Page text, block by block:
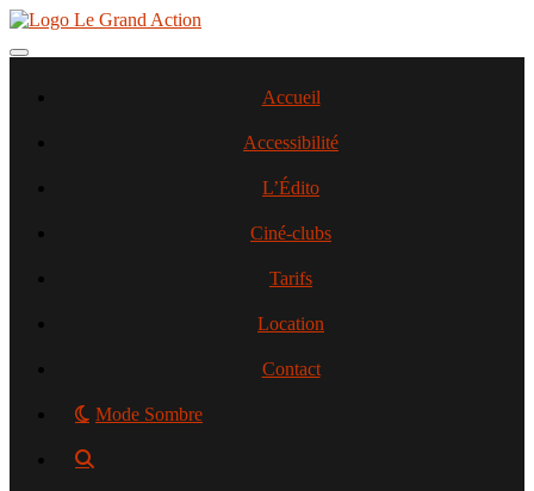
Aller
contenu
Toggle navigation
Accueil
Accessibilité
L’Édito
Ciné-clubs
Tarifs
Location
Contact
Mode Sombre